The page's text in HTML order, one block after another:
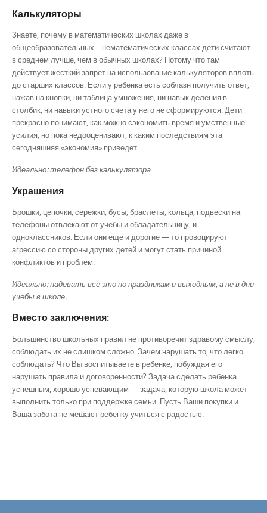
Калькуляторы
Знаете, почему в математических школах даже в
общеобразовательных – нематематических классах дети считают
в среднем лучше, чем в обычных школах? Потому что там
действует жесткий запрет на использование калькуляторов вплоть
до старших классов. Если у ребенка есть соблазн получить ответ,
нажав на кнопки, ни таблица умножения, ни навык деления в
столбик, ни навыки устного счета у него не сформируются. Дети
прекрасно понимают, как можно сэкономить время и умственные
усилия, но пока недооценивают, к каким последствиям эта
сегодняшняя «экономия» приведет.
Идеально: телефон без калькулятора
Украшения
Брошки, цепочки, сережки, бусы, браслеты, кольца, подвески на
телефоны отвлекают от учебы и обладательницу, и
одноклассников. Если они еще и дорогие — то провоцируют
агрессию со стороны других детей и могут стать причиной
конфликтов и проблем.
Идеально: надевать всё это по праздникам и выходным, а не в дни
учебы в школе.
Вместо заключения:
Большинство школьных правил не противоречит здравому смыслу,
соблюдать их не слишком сложно. Зачем нарушать то, что легко
соблюдать? Что Вы воспитываете в ребенке, побуждая его
нарушать правила и договоренности? Задача сделать ребенка
успешным, хорошо успевающим — задача, которую школа может
выполнить только при поддержке семьи. Пусть Ваши покупки и
Ваша забота не мешают ребенку учиться с радостью.